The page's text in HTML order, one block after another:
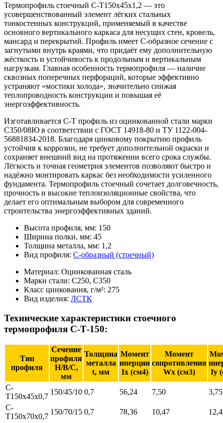
Термопрофиль стоечный С-T150x45x1,2 — это
усовершенствованный элемент лёгких стальных
тонкостенных конструкций, применяемый в качестве
основного вертикального каркаса для несущих стен, кровель,
мансард и перекрытий. Профиль имеет С-образное сечение с
загнутыми внутрь краями, что придаёт ему дополнительную
жёсткость и устойчивость к продольным и вертикальным
нагрузкам. Главная особенность термопрофиля — наличие
сквозных поперечных перфораций, которые эффективно
устраняют «мостики холода», значительно снижая
теплопроводность конструкции и повышая её
энергоэффективность.
Изготавливается С-T профиль из оцинкованной стали марки
С350/08Ю в соответствии с ГОСТ 14918-80 и ТУ 1122-004-
56881834-2018. Благодаря цинковому покрытию профиль
устойчив к коррозии, не требует дополнительной окраски и
сохраняет внешний вид на протяжении всего срока службы.
Лёгкость и точная геометрия элементов позволяют быстро и
надёжно монтировать каркас без необходимости усиленного
фундамента. Термопрофиль стоечный сочетает долговечность,
прочность и высокие теплоизоляционные свойства, что
делает его оптимальным выбором для современного
строительства энергоэффективных зданий.
Высота профиля, мм: 150
Ширина полки, мм: 45
Толщина металла, мм: 1,2
Вид профиля: С-образный (стоечный)
Материал: Оцинкованная сталь
Марки стали: С250, С350
Класс цинкования, г/м²: 275
Вид изделия: ЛСТК
Технические характеристики стоечного
термопрофиля С-Т-150:
Тип
профиля
Сечение
профиля
Н/В/С,
мм
Толщина
металла
t, мм
Момент
инерции
Ix (см4)
Момент
сопротивления
Wx (см3)
Iy
С-
T150х45х0,7
150/45/10 0,7 56,24 7,50
3,75
С-
T150х70х0,7
150/70/15 0,7 78,36 10,47